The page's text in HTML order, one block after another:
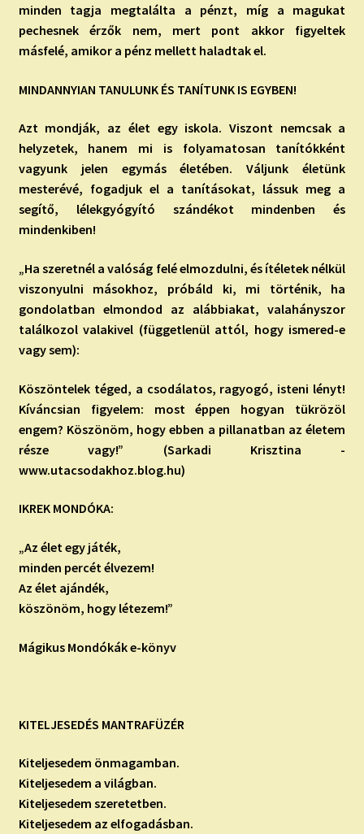
minden tagja megtalálta a pénzt, míg a magukat
pechesnek érzők nem, mert pont akkor figyeltek
másfelé, amikor a pénz mellett haladtak el.
MINDANNYIAN TANULUNK ÉS TANÍTUNK IS EGYBEN!
Azt mondják, az élet egy iskola. Viszont nemcsak a
helyzetek, hanem mi is folyamatosan tanítókként
vagyunk jelen egymás életében. Váljunk életünk
mesterévé, fogadjuk el a tanításokat, lássuk meg a
segítő, lélekgyógyító szándékot mindenben és
mindenkiben!
„Ha szeretnél a valóság felé elmozdulni, és ítéletek nélkül
viszonyulni másokhoz, próbáld ki, mi történik, ha
gondolatban elmondod az alábbiakat, valahányszor
találkozol valakivel (függetlenül attól, hogy ismered-e
vagy sem):
Köszöntelek téged, a csodálatos, ragyogó, isteni lényt!
Kíváncsian figyelem: most éppen hogyan tükrözöl
engem? Köszönöm, hogy ebben a pillanatban az életem
része vagy!” (Sarkadi Krisztina -
www.utacsodakhoz.blog.hu)
IKREK MONDÓKA:
„Az élet egy játék,
minden percét élvezem!
Az élet ajándék,
köszönöm, hogy létezem!”
Mágikus Mondókák e-könyv
KITELJESEDÉS MANTRAFÜZÉR
Kiteljesedem önmagamban.
Kiteljesedem a világban.
Kiteljesedem szeretetben.
Kiteljesedem az elfogadásban.